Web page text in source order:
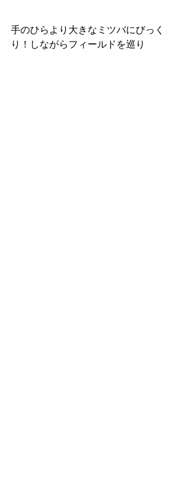
手のひらより大きなミツバにびっく
り！しながらフィールドを巡り